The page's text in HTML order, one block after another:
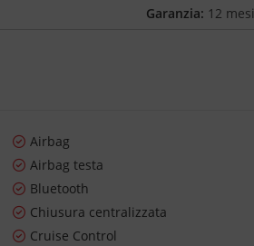
Garanzia: 12 mesi
Airbag
Airbag testa
Bluetooth
Chiusura centralizzata
Cruise Control